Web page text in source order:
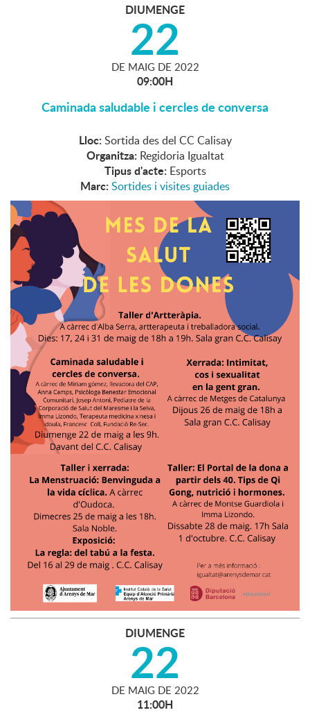
DIUMENGE
22
DE MAIG DE 2022
09:00H
Caminada saludable i cercles de conversa
Lloc: Sortida des del CC Calisay
Organitza: Regidoria Igualtat
Tipus d'acte: Esports
Marc: Sortides i visites guiades
DIUMENGE
22
DE MAIG DE 2022
11:00H